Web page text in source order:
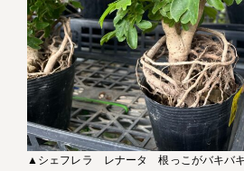
▲シェフレラ レナータ 根っこがバキバキ